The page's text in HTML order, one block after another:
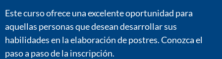
Este curso ofrece una excelente oportunidad para
aquellas personas que desean desarrollar sus
habilidades en la elaboración de postres. Conozca el
paso a paso de la inscripción.